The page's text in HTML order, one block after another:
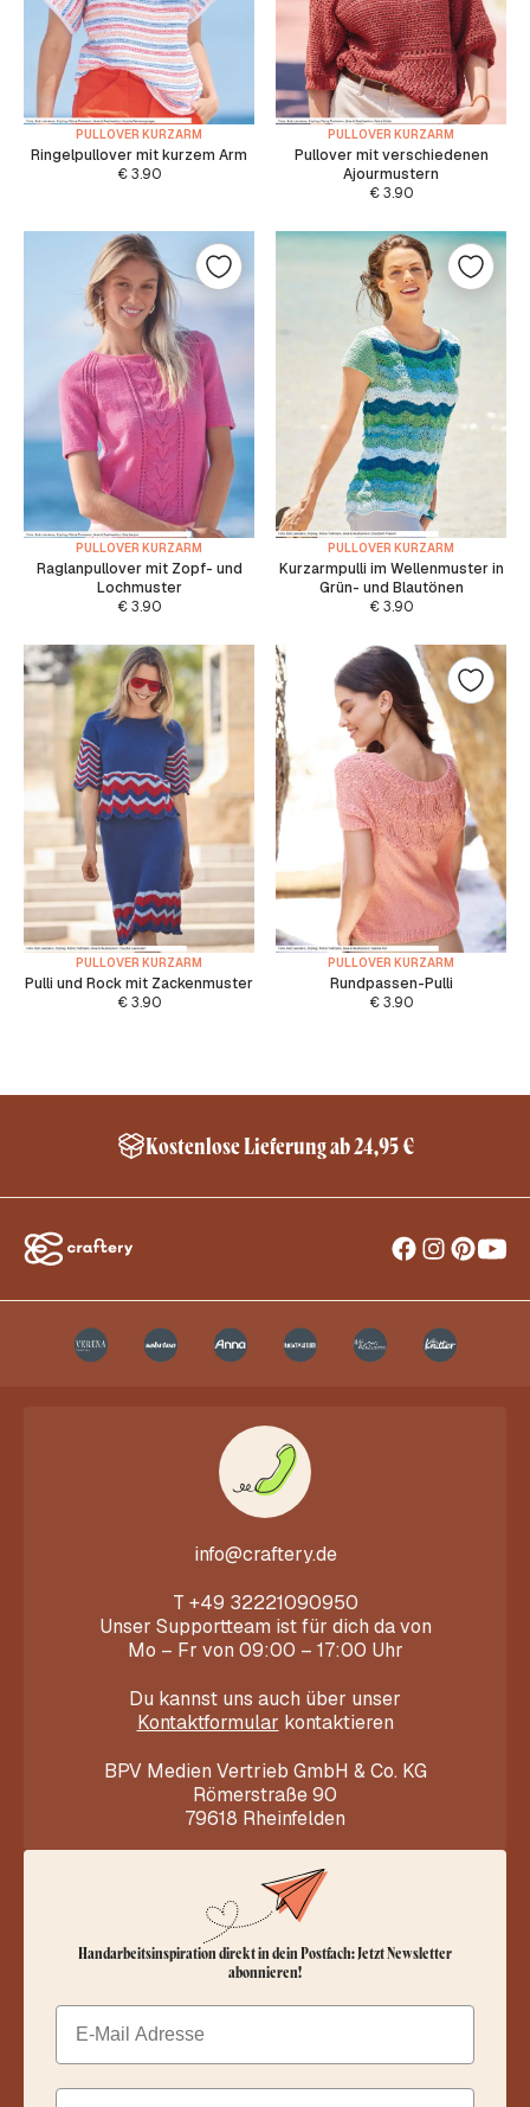
PULLOVER KURZARM
Ringelpullover mit kurzem Arm
€3.90
PULLOVER KURZARM
Pullover mit verschiedenen
Ajourmustern
€3.90
PULLOVER KURZARM
Raglanpullover mit Zopf- und
Lochmuster
€3.90
PULLOVER KURZARM
Kurzarmpulli im Wellenmuster in
Grün- und Blautönen
€3.90
PULLOVER KURZARM
Pulli und Rock mit Zackenmuster
€3.90
PULLOVER KURZARM
Rundpassen-Pulli
€3.90
Kostenlose Lieferung ab 24,95 €
info@craftery.de
T +49 32221090950
Unser Supportteam ist für dich da von
Mo – Fr von 09:00 – 17:00 Uhr
Du kannst uns auch über unser
Kontaktformular kontaktieren
BPV Medien Vertrieb GmbH & Co. KG
Römerstraße 90
79618 Rheinfelden
Handarbeitsinspiration direkt in dein Postfach: Jetzt Newsletter
abonnieren!
Email
Dein Vorname